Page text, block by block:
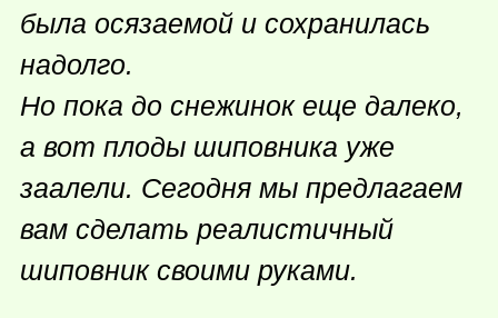
была осязаемой и сохранилась
надолго.
Но пока до снежинок еще далеко,
а вот плоды шиповника уже
заалели. Сегодня мы предлагаем
вам сделать реалистичный
шиповник своими руками.